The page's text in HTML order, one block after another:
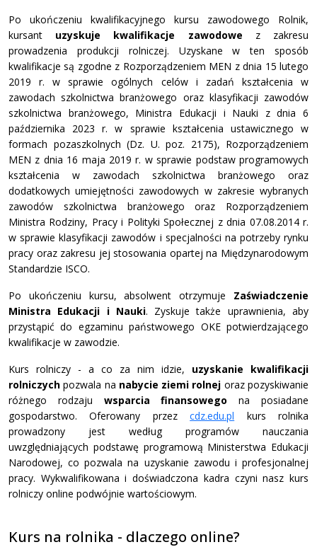
Po ukończeniu kwalifikacyjnego kursu zawodowego Rolnik,
kursant uzyskuje kwalifikacje zawodowe z zakresu
prowadzenia produkcji rolniczej. Uzyskane w ten sposób
kwalifikacje są zgodne z Rozporządzeniem MEN z dnia 15 lutego
2019 r. w sprawie ogólnych celów i zadań kształcenia w
zawodach szkolnictwa branżowego oraz klasyfikacji zawodów
szkolnictwa branżowego, Ministra Edukacji i Nauki z dnia 6
października 2023 r. w sprawie kształcenia ustawicznego w
formach pozaszkolnych (Dz. U. poz. 2175), Rozporządzeniem
MEN z dnia 16 maja 2019 r. w sprawie podstaw programowych
kształcenia w zawodach szkolnictwa branżowego oraz
dodatkowych umiejętności zawodowych w zakresie wybranych
zawodów szkolnictwa branżowego oraz Rozporządzeniem
Ministra Rodziny, Pracy i Polityki Społecznej z dnia 07.08.2014 r.
w sprawie klasyfikacji zawodów i specjalności na potrzeby rynku
pracy oraz zakresu jej stosowania opartej na Międzynarodowym
Standardzie ISCO.
Po ukończeniu kursu, absolwent otrzymuje Zaświadczenie
Ministra Edukacji i Nauki. Zyskuje także uprawnienia, aby
przystąpić do egzaminu państwowego OKE potwierdzającego
kwalifikacje w zawodzie.
Kurs rolniczy - a co za nim idzie, uzyskanie kwalifikacji
rolniczych pozwala na nabycie ziemi rolnej oraz pozyskiwanie
różnego rodzaju wsparcia finansowego na posiadane
gospodarstwo. Oferowany przezcdz.edu.pl kurs rolnika
prowadzony jest według programów nauczania
uwzględniających podstawę programową Ministerstwa Edukacji
Narodowej, co pozwala na uzyskanie zawodu i profesjonalnej
pracy. Wykwalifikowana i doświadczona kadra czyni nasz kurs
rolniczy online podwójnie wartościowym.
Kurs na rolnika - dlaczego online?